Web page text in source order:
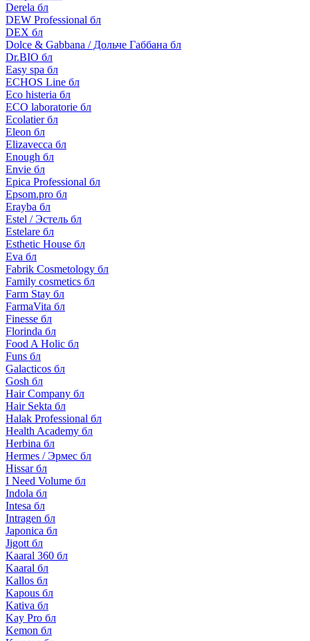
Derela бл
DEW Professional бл
DEX бл
Dolce & Gabbana / Дольче Габбана бл
Dr.BIO бл
Easy spa бл
ECHOS Line бл
Eco histeria бл
ECO laboratorie бл
Ecolatier бл
Eleon бл
Elizavecca бл
Enough бл
Envie бл
Epica Professional бл
Epsom.pro бл
Erayba бл
Estel / Эстель бл
Estelare бл
Esthetic House бл
Eva бл
Fabrik Cosmetology бл
Family cosmetics бл
Farm Stay бл
FarmaVita бл
Finesse бл
Florinda бл
Food A Holic бл
Funs бл
Galacticos бл
Gosh бл
Hair Company бл
Hair Sekta бл
Halak Professional бл
Health Academy бл
Herbina бл
Hermes / Эрмес бл
Hissar бл
I Need Volume бл
Indola бл
Intesa бл
Intragen бл
Japonica бл
Jigott бл
Kaaral 360 бл
Kaaral бл
Kallos бл
Kapous бл
Kativa бл
Kay Pro бл
Kemon бл